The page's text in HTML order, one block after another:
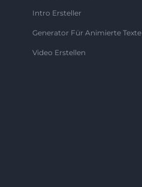
Intro Ersteller
Generator Für Animierte Texte
Video Erstellen